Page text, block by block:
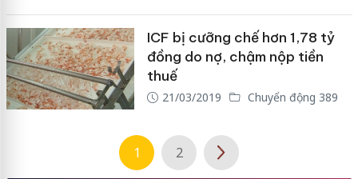
ICF bị cưỡng chế hơn 1,78 tỷ
đồng do nợ, chậm nộp tiền
thuế
21/03/2019 Chuyển động 389
1 2